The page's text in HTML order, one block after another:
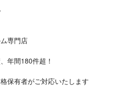
専門店
年間180件超！
保有者がご対応いたします